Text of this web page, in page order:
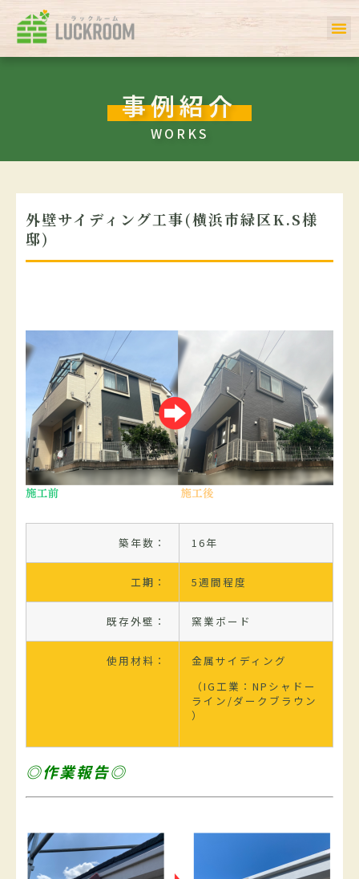
事例紹介
WORKS
外壁サイディング工事(横浜市緑区K.S様
邸)
築年数： 16年
工期： 5週間程度
既存外壁： 窯業ボード
使用材料：
金属サイディング
（IG工業：NPシャドー
ライン/ダークブラウン
）
◎作業報告◎